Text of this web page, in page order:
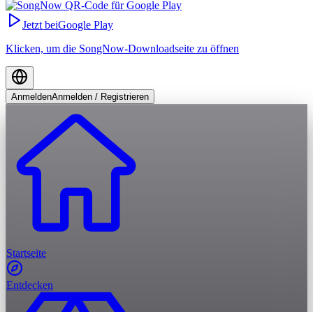
Jetzt beiGoogle Play
Klicken, um die SongNow-Downloadseite zu öffnen
AnmeldenAnmelden / Registrieren
Startseite
Entdecken